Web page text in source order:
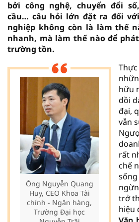
bởi công nghệ, chuyển đổi
cầu… câu hỏi lớn đặt ra đối
nghiệp không còn là làm thế
nhanh, mà làm thế nào để
trường tồn.
Ông Nguyễn Quang
Huy, CEO Khoa Tài
chính - Ngân hàng,
Trường Đại học
hữu
dồi
đại,
vẫn
rất
chế
trở
hiệu